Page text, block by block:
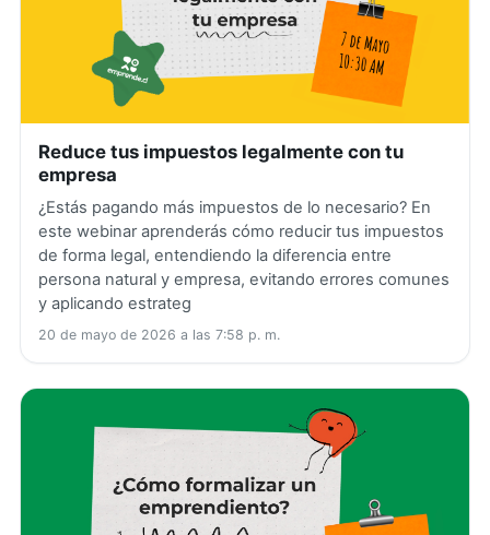
Reduce tus impuestos legalmente con tu
empresa
¿Estás pagando más impuestos de lo necesario? En
este webinar aprenderás cómo reducir tus impuestos
de forma legal, entendiendo la diferencia entre
persona natural y empresa, evitando errores comunes
y aplicando estrateg
20 de mayo de 2026 a las 7:58 p. m.